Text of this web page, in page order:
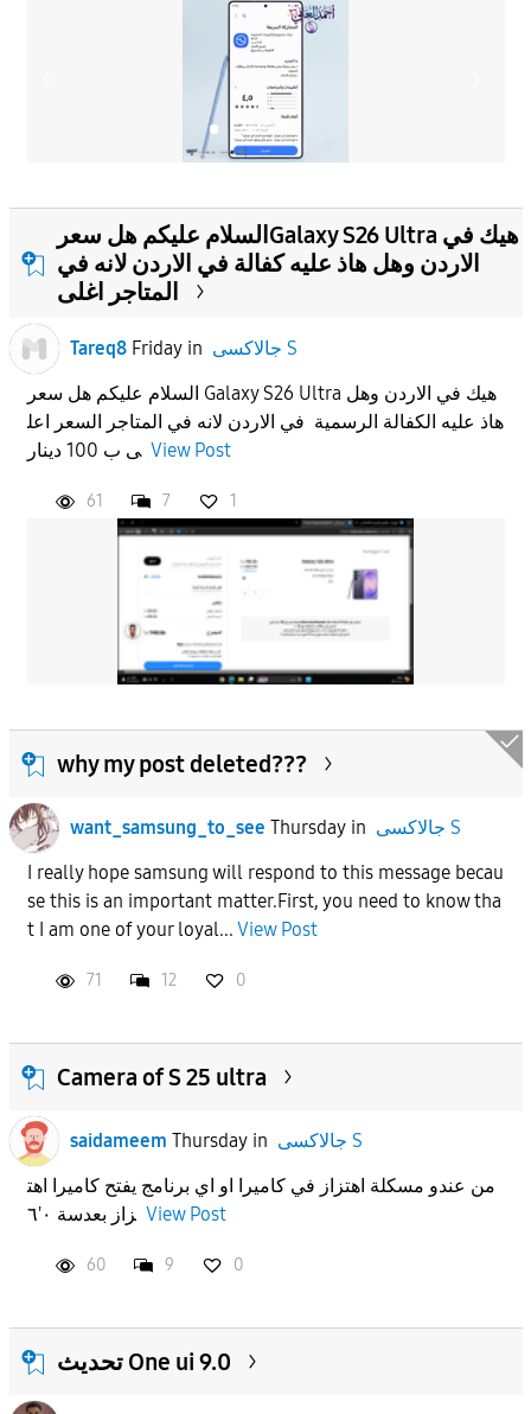
السلام عليكم هل سعرGalaxy S26 Ultra هيك في
الاردن وهل هاذ عليه كفالة في الاردن لانه في
المتاجر اغلى
Tareq8 Fridayin
جالاكسى S
السلام عليكم هل سعر Galaxy S26 Ultra هيك في الاردن وهل
هاذ عليه الكفالة الرسمية في الاردن لانه في المتاجر السعر اعل
ى ب 100 دينار View Post
61 7 1
why my post deleted???
want_samsung_to_see Thursdayin
جالاكسى S
​I really hope samsung will respond to this message becau
se this is an important matter.​First, you need to know tha
t I am one of your loyal... View Post
71 12 0
Camera of S 25 ultra
saidameem Thursdayin
جالاكسى S
من عندو مسكلة اهتزاز في كاميرا او اي برنامج يفتح كاميرا اهت
زاز بعدسة ٠'٦ View Post
60 9 0
تحديث One ui 9.0